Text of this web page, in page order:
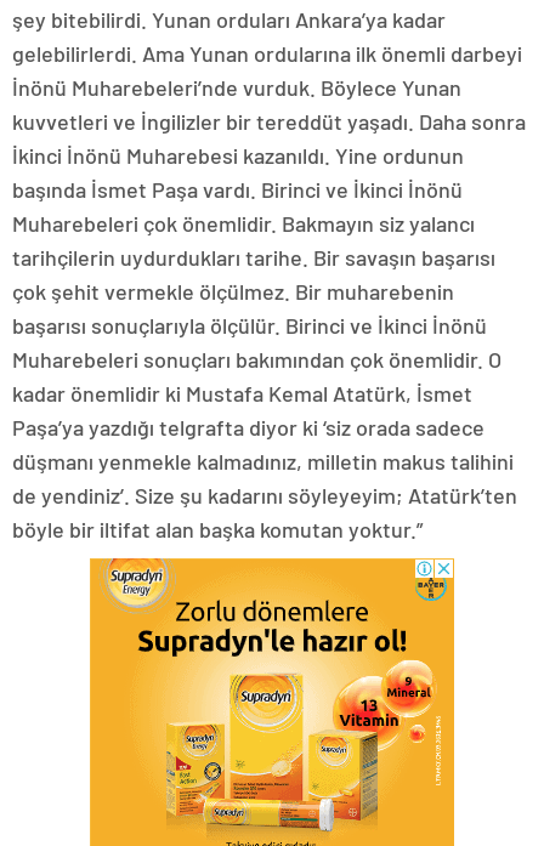
şey bitebilirdi. Yunan orduları Ankara’ya kadar
gelebilirlerdi. Ama Yunan ordularına ilk önemli darbeyi
İnönü Muharebeleri’nde vurduk. Böylece Yunan
kuvvetleri ve İngilizler bir tereddüt yaşadı. Daha sonra
İkinci İnönü Muharebesi kazanıldı. Yine ordunun
başında İsmet Paşa vardı. Birinci ve İkinci İnönü
Muharebeleri çok önemlidir. Bakmayın siz yalancı
tarihçilerin uydurdukları tarihe. Bir savaşın başarısı
çok şehit vermekle ölçülmez. Bir muharebenin
başarısı sonuçlarıyla ölçülür. Birinci ve İkinci İnönü
Muharebeleri sonuçları bakımından çok önemlidir. O
kadar önemlidir ki Mustafa Kemal Atatürk, İsmet
Paşa’ya yazdığı telgrafta diyor ki ‘siz orada sadece
düşmanı yenmekle kalmadınız, milletin makus talihini
de yendiniz’. Size şu kadarını söyleyeyim; Atatürk’ten
böyle bir iltifat alan başka komutan yoktur.”